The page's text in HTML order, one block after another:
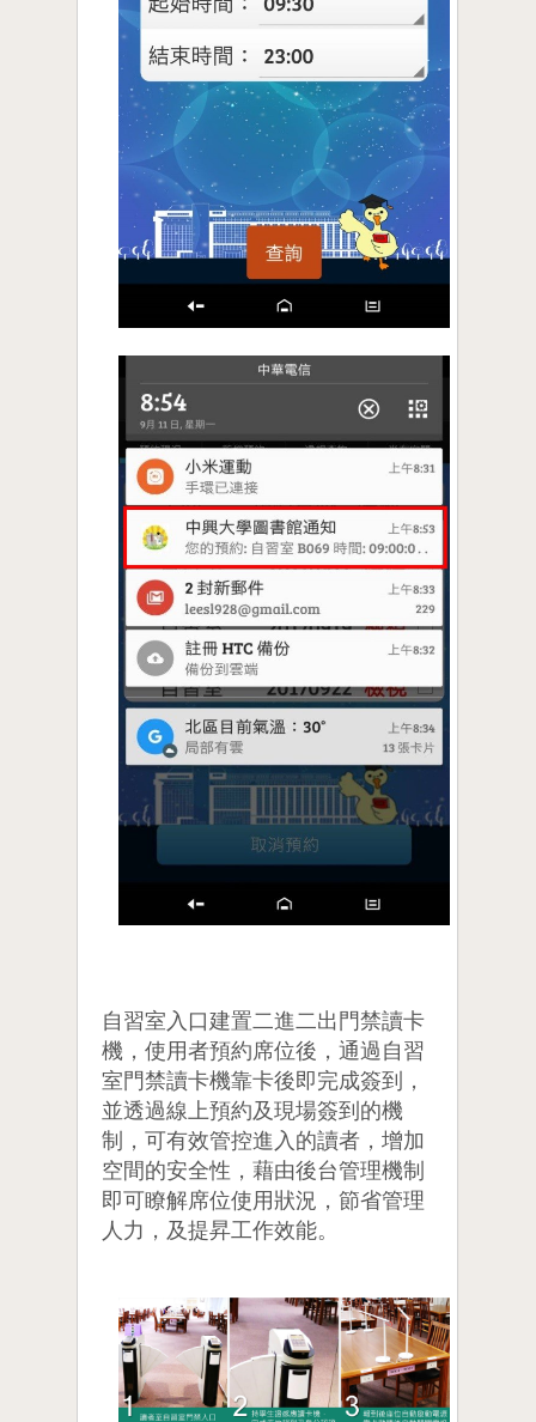
自習室入口建置二進二出門禁讀卡
機，使用者預約席位後，通過自習
室門禁讀卡機靠卡後即完成簽到，
並透過線上預約及現場簽到的機
制，可有效管控進入的讀者，增加
空間的安全性，藉由後台管理機制
即可瞭解席位使用狀況，節省管理
人力，及提昇工作效能。